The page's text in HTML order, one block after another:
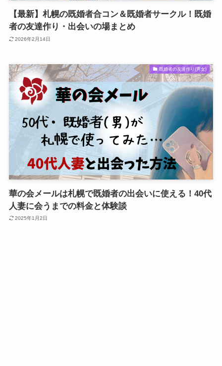
【最新】札幌の既婚者合コン＆既婚者サークル！既婚
者の友達作り・出会いの場まとめ
2026年2月14日
既婚者の友達作り(男女)
華の会メールは札幌で既婚者の出会いに使える！40代
人妻に会うまでの料金と体験談
2025年1月2日